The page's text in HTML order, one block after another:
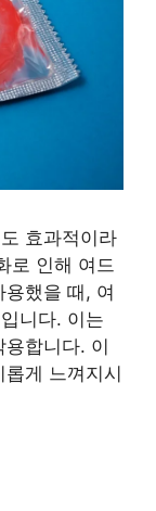
효과적이라
로 인해 여드
했을 때, 여
니다. 이는
합니다. 이
게 느껴지시